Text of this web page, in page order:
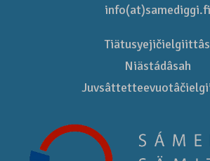
info(at)samediggi.fi
Tiätusyejičielgiittâs
Niästádâsah